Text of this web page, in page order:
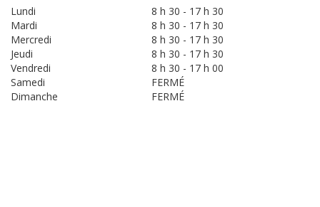
Lundi
8 h 30 - 17 h 30
Mardi
8 h 30 - 17 h 30
Mercredi
8 h 30 - 17 h 30
Jeudi
8 h 30 - 17 h 30
Vendredi
8 h 30 - 17 h 00
Samedi
FERMÉ
Dimanche
FERMÉ